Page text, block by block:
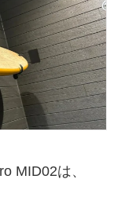
MID02は、